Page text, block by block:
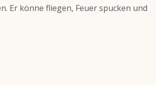
Er könne fliegen, Feuer spucken und